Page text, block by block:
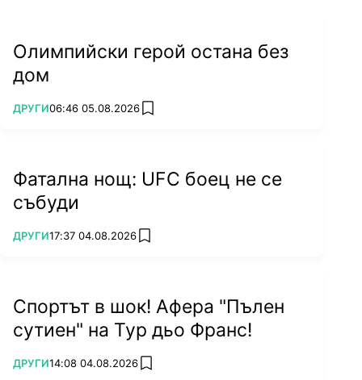
Олимпийски герой остана без
дом
ПОВЕЧЕ ОТ
ДРУГИ06:46 05.08.2026 add favorites
Фатална нощ: UFC боец не се
събуди
ПОВЕЧЕ ОТ
ДРУГИ17:37 04.08.2026 add favorites
Спортът в шок! Афера "Пълен
сутиен" на Тур дьо Франс!
ПОВЕЧЕ ОТ
ДРУГИ14:08 04.08.2026 add favorites